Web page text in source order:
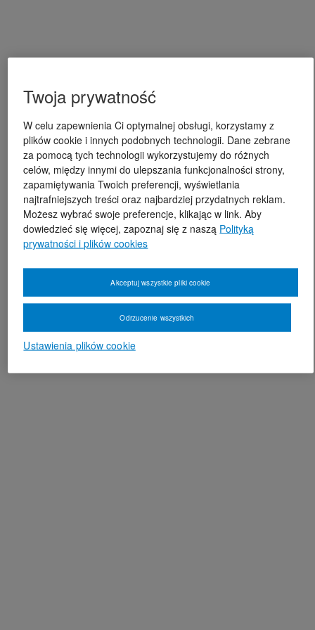
Twoja prywatność
W celu zapewnienia Ci optymalnej obsługi, korzystamy z
plików cookie i innych podobnych technologii. Dane zebrane
za pomocą tych technologii wykorzystujemy do różnych
celów, między innymi do ulepszania funkcjonalności strony,
zapamiętywania Twoich preferencji, wyświetlania
najtrafniejszych treści oraz najbardziej przydatnych reklam.
Możesz wybrać swoje preferencje, klikając w link. Aby
dowiedzieć się więcej, zapoznaj się z naszą Polityką
prywatności i plików cookies
Ustawienia plików cookie
Odrzucenie wszystkich
Akceptuj wszystkie pliki cookie